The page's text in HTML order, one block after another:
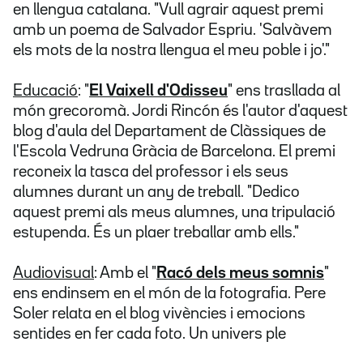
en llengua catalana. "Vull agrair aquest premi
amb un poema de Salvador Espriu. 'Salvàvem
els mots de la nostra llengua el meu poble i jo'."
Educació: " El Vaixell d'Odisseu" ens trasllada al
món grecoromà. Jordi Rincón és l'autor d'aquest
blog d'aula del Departament de Clàssiques de
l'Escola Vedruna Gràcia de Barcelona. El premi
reconeix la tasca del professor i els seus
alumnes durant un any de treball. "Dedico
aquest premi als meus alumnes, una tripulació
estupenda. És un plaer treballar amb ells."
Audiovisual: Amb el " Racó dels meus somnis"
ens endinsem en el món de la fotografia. Pere
Soler relata en el blog vivències i emocions
sentides en fer cada foto. Un univers ple